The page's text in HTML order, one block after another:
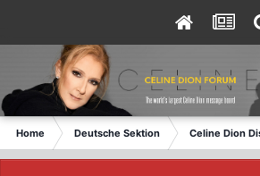
Home Deutsche Sektion Celine Dion